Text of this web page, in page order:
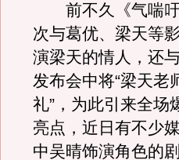
前不久《气喘吁
次与葛优、梁天等
演梁天的情人，还
发布会中将“梁天老
礼”，为此引来全场
亮点，近日有不少
中吴晴饰演角色的剧